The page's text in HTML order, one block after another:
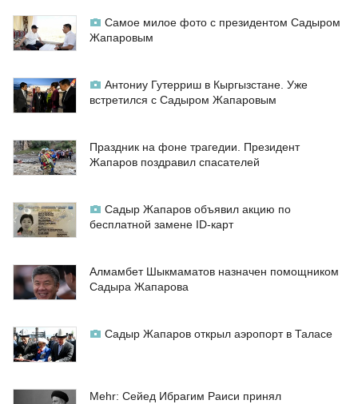
Самое милое фото с президентом Садыром
Жапаровым
Антониу Гутерриш в Кыргызстане. Уже
встретился с Садыром Жапаровым
Праздник на фоне трагедии. Президент
Жапаров поздравил спасателей
Садыр Жапаров объявил акцию по
бесплатной замене ID-карт
Алмамбет Шыкмаматов назначен помощником
Садыра Жапарова
Садыр Жапаров открыл аэропорт в Таласе
Mehr: Сейед Ибрагим Раиси принял